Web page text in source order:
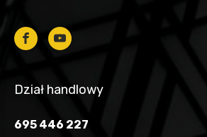
Dział handlowy
695 446 227